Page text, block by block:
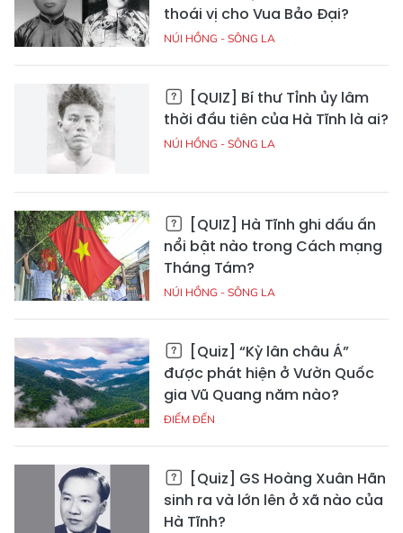
thoái vị cho Vua Bảo Đại?
NÚI HỒNG - SÔNG LA
[QUIZ] Bí thư Tỉnh ủy lâm
thời đầu tiên của Hà Tĩnh là ai?
NÚI HỒNG - SÔNG LA
[QUIZ] Hà Tĩnh ghi dấu ấn
nổi bật nào trong Cách mạng
Tháng Tám?
NÚI HỒNG - SÔNG LA
[Quiz] “Kỳ lân châu Á”
được phát hiện ở Vườn Quốc
gia Vũ Quang năm nào?
ĐIỂM ĐẾN
[Quiz] GS Hoàng Xuân Hãn
sinh ra và lớn lên ở xã nào của
Hà Tĩnh?